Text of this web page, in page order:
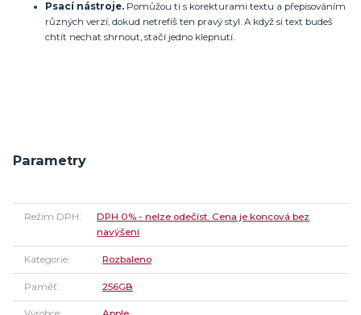
Psací nástroje. Pomůžou ti s korekturami textu a přepisováním
různých verzí, dokud netrefíš ten pravý styl. A když si text budeš
chtít nechat shrnout, stačí jedno klepnutí.
Parametry
Režim DPH
DPH 0% - nelze odečíst. Cena je koncová bez
navýšení
Kategorie Rozbaleno
Paměť 256GB